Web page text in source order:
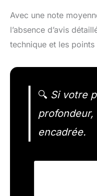
Avec une note
l’absence d’avis
technique et les
🔍 Si votre
profondeur,
encadrée.